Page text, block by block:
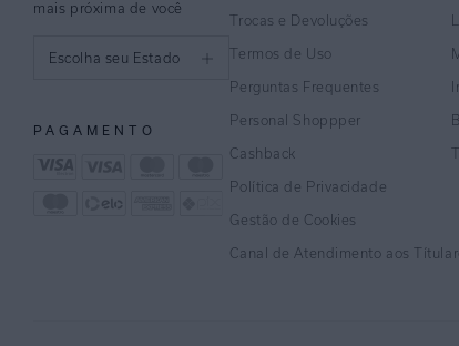
mais próxima de você
Escolha seu Estado
PAGAMENTO
Trocas e Devoluções
Termos de Uso
Perguntas Frequentes
Personal Shoppper
Cashback
Política de Privacidade
Gestão de Cookies
Canal de Atendimento aos